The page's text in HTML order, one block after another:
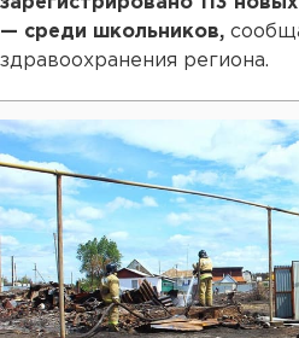
— среди школьников,
здравоохранения региона.